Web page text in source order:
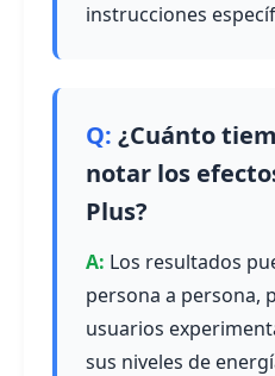
instrucciones
¿Cuánto
notar los
Plus?
Los resultados
persona a persona,
usuarios
sus niveles de